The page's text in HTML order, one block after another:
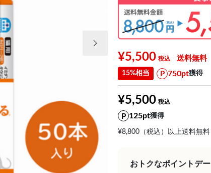
¥5,500 送料無料
15%相当 750pt獲得
¥5,500
125pt獲得
¥8,800（税込）以上送料無料
おトクなポイントデー